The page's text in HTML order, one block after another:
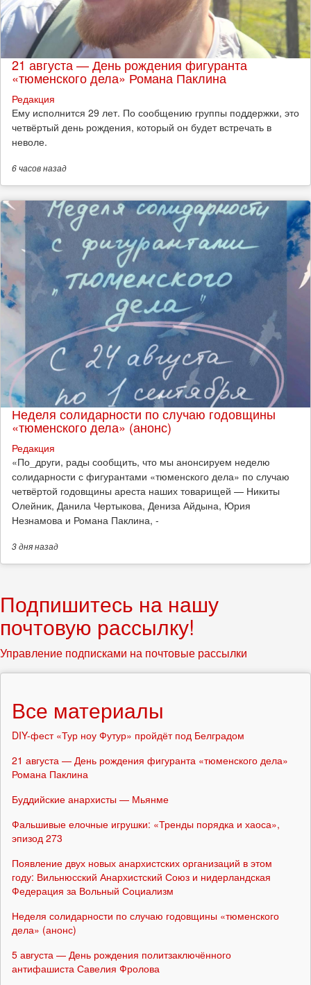
21 августа — День рождения фигуранта
«тюменского дела» Романа Паклина
Редакция
Ему исполнится 29 лет. По сообщению группы поддержки, это
четвёртый день рождения, который он будет встречать в
неволе.
6 часовназад
Неделя солидарности по случаю годовщины
«тюменского дела» (анонс)
Редакция
​«По_други, рады сообщить, что мы анонсируем неделю
солидарности с фигурантами «тюменского дела» по случаю
четвёртой годовщины ареста наших товарищей — Никиты
Олейник, Данила Чертыкова, Дениза Айдына, Юрия
Незнамова и Романа Паклина, -
3 дняназад
Подпишитесь на нашу
почтовую рассылку!
Управление подписками на почтовые рассылки
Все материалы
DIY-фест «Тур ноу Футур» пройдёт под Белградом
21 августа — День рождения фигуранта «тюменского дела»
Романа Паклина
Буддийские анархисты — Мьянме
Фальшивые елочные игрушки: «Тренды порядка и хаоса»,
эпизод 273
Появление двух новых анархистских организаций в этом
году: Вильнюсский Анархистский Союз и нидерландская
Федерация за Вольный Социализм
Неделя солидарности по случаю годовщины «тюменского
дела» (анонс)
5 августа — День рождения политзаключённого
антифашиста Савелия Фролова